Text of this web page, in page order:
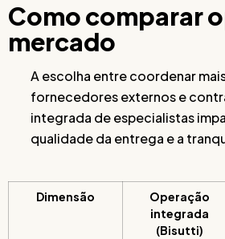
Como comparar
mercado
A escolha entre coordenar
fornecedores externos e
integrada de especialistas
qualidade da entrega e a
Dimensão
Operação
integrada
(Bisutti)